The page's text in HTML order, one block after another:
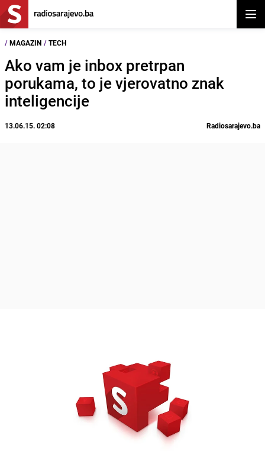
/ MAGAZIN / TECH
Ako vam je inbox pretrpan
porukama, to je vjerovatno znak
inteligencije
13.06.15. 02:08 Radiosarajevo.ba